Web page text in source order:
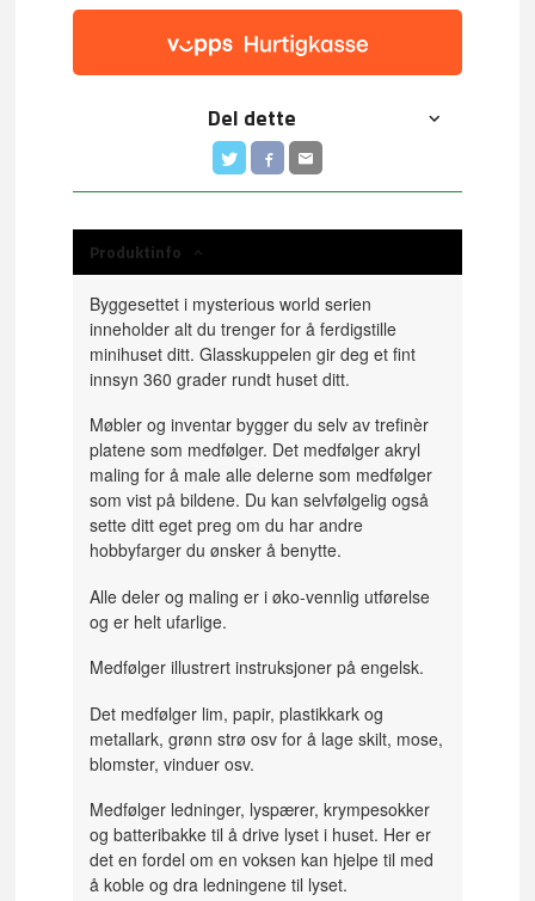
Del dette
Produktinfo
Byggesettet i mysterious world serien
inneholder alt du trenger for å ferdigstille
minihuset ditt. Glasskuppelen gir deg et fint
innsyn 360 grader rundt huset ditt.
Møbler og inventar bygger du selv av trefinèr
platene som medfølger. Det medfølger akryl
maling for å male alle delerne som medfølger
som vist på bildene. Du kan selvfølgelig også
sette ditt eget preg om du har andre
hobbyfarger du ønsker å benytte.
Alle deler og maling er i øko-vennlig utførelse
og er helt ufarlige.
Medfølger illustrert instruksjoner på engelsk.
Det medfølger lim, papir, plastikkark og
metallark, grønn strø osv for å lage skilt, mose,
blomster, vinduer osv.
Medfølger ledninger, lyspærer, krympesokker
og batteribakke til å drive lyset i huset. Her er
det en fordel om en voksen kan hjelpe til med
å koble og dra ledningene til lyset.